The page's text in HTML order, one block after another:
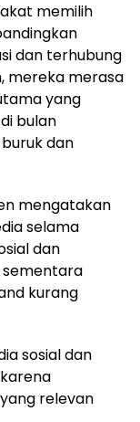
memilih
dan terhubung
mereka merasa
yang
bulan
dan
mengatakan
selama
dan
sementara
kurang
sosial dan
relevan